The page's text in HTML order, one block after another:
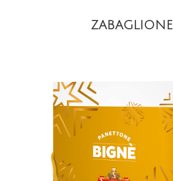
ZABAGLIONE
VISTA